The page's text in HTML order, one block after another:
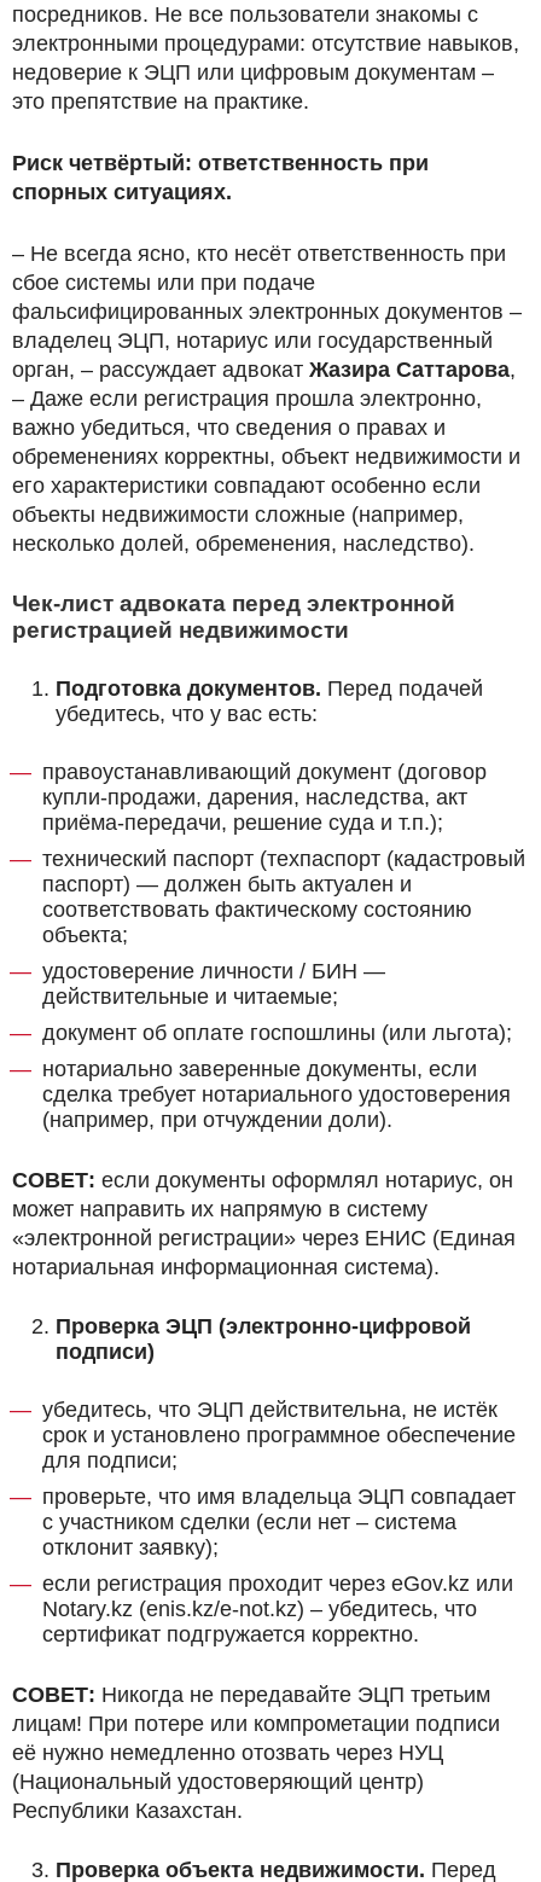
посредников. Не все пользователи знакомы с
электронными процедурами: отсутствие навыков,
недоверие к ЭЦП или цифровым документам –
это препятствие на практике.
Риск четвёртый: ответственность при
спорных ситуациях.
– Не всегда ясно, кто несёт ответственность при
сбое системы или при подаче
фальсифицированных электронных документов –
владелец ЭЦП, нотариус или государственный
орган, – рассуждает адвокат Жазира Саттарова,
– Даже если регистрация прошла электронно,
важно убедиться, что сведения о правах и
обременениях корректны, объект недвижимости и
его характеристики совпадают особенно если
объекты недвижимости сложные (например,
несколько долей, обременения, наследство).
Чек-лист адвоката перед электронной
регистрацией недвижимости
Подготовка документов. Перед подачей
убедитесь, что у вас есть:
правоустанавливающий документ (договор
купли-продажи, дарения, наследства, акт
приёма-передачи, решение суда и т.п.);
технический паспорт (техпаспорт (кадастровый
паспорт) — должен быть актуален и
соответствовать фактическому состоянию
объекта;
удостоверение личности / БИН —
действительные и читаемые;
документ об оплате госпошлины (или льгота);
нотариально заверенные документы, если
сделка требует нотариального удостоверения
(например, при отчуждении доли).
СОВЕТ: если документы оформлял нотариус, он
может направить их напрямую в систему
«электронной регистрации» через ЕНИС (Единая
нотариальная информационная система).
Проверка ЭЦП (электронно-цифровой
подписи)
убедитесь, что ЭЦП действительна, не истёк
срок и установлено программное обеспечение
для подписи;
проверьте, что имя владельца ЭЦП совпадает
с участником сделки (если нет – система
отклонит заявку);
если регистрация проходит через eGov.kz или
Notary.kz (enis.kz/e-not.kz) – убедитесь, что
сертификат подгружается корректно.
СОВЕТ: Никогда не передавайте ЭЦП третьим
лицам! При потере или компрометации подписи
её нужно немедленно отозвать через НУЦ
(Национальный удостоверяющий центр)
Республики Казахстан.
Проверка объекта недвижимости. Перед